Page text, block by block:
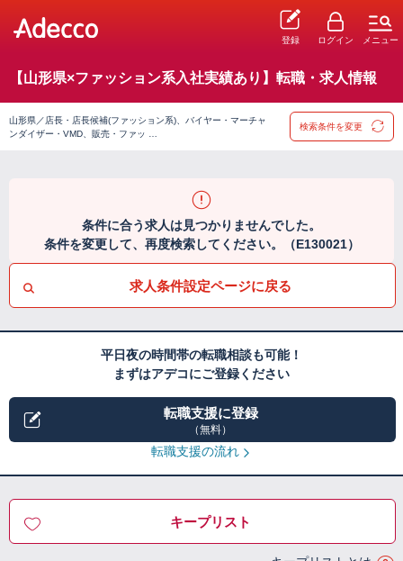
登録 ログイン メニュー
【山形県×ファッション系入社実績あり】転職・求人情報
山形県／店長・店長候補(ファッション系)、バイヤー・マーチャ
ンダイザー・VMD、販売・ファッ …
検索条件を変更
条件に合う求人は見つかりませんでした。
条件を変更して、再度検索してください。（E130021）
求人条件設定ページに戻る
平日夜の時間帯の転職相談も可能！
まずはアデコにご登録ください
転職支援に登録
（無料）
転職支援の流れ
キープリスト